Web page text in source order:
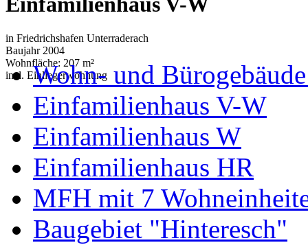
in Friedrichshafen Unterraderach
Baujahr 2004
Wohnfläche: 207 m²
incl. Einliegerwohnung
Wohn- und
Einfamilienhaus V-W
Einfamilienhaus W
Einfamilienhaus HR
MFH mit 7
Baugebiet "Hinteresch"